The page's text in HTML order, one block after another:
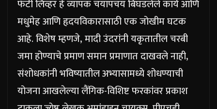
फॅटी लिव्हर हे व्यापक चयापचय बिघडलेले कार्य आणि
मधुमेह आणि हृदयविकारासाठी एक जोखीम घटक
आहे.विशेष म्हणजे, मादी उंदरांनी यकृतातील चरबी
जमा होण्याचे प्रमाण समान प्रमाणात दाखवले नाही,
संशोधकांनी भविष्यातील अभ्यासामध्ये शोधण्याची
योजना आखलेल्या लैंगिक-विशिष्ट फरकांवर प्रकाश